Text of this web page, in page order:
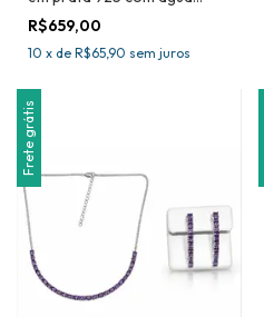
marinha natural- Joia
Certificada
R$659,00
10 x de R$65,90 sem juros
Frete grátis